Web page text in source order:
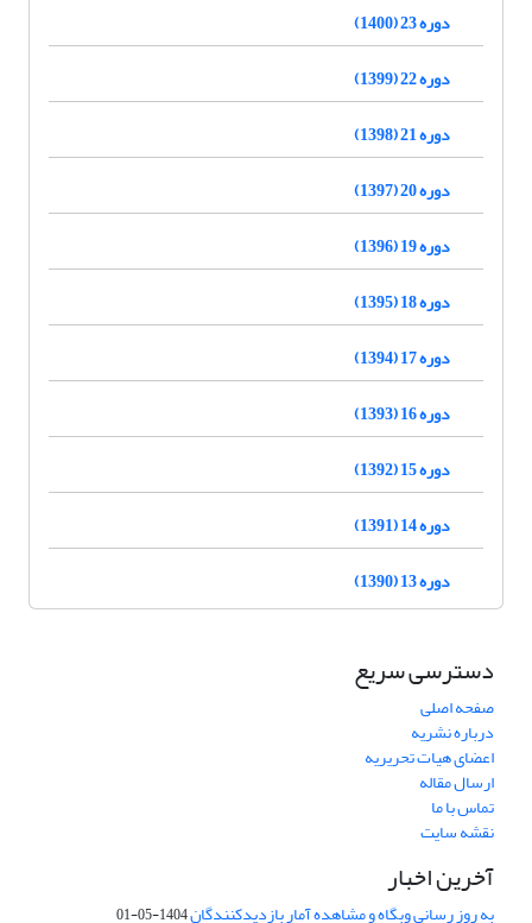
دوره 23 (1400)
دوره 22 (1399)
دوره 21 (1398)
دوره 20 (1397)
دوره 19 (1396)
دوره 18 (1395)
دوره 17 (1394)
دوره 16 (1393)
دوره 15 (1392)
دوره 14 (1391)
دوره 13 (1390)
دسترسی سریع
صفحه اصلی
درباره نشریه
اعضای هیات تحریریه
ارسال مقاله
تماس با ما
نقشه سایت
آخرین اخبار
به روز رسانی وبگاه و مشاهده آمار بازدیدکنندگان1404-05-01